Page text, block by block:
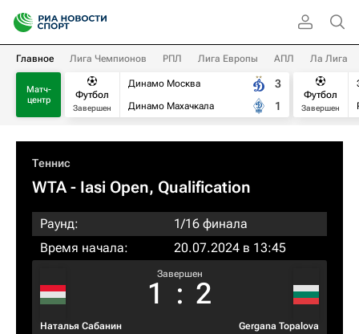
Главное Лига Чемпионов РПЛ Лига Европы АПЛ Ла Лига
Матч-
центр
Футбол
Завершен
Динамо Москва
Динамо Махачкала
3
1
Футбол
Завершен
Теннис
WTA- Iasi Open, Qualification
Раунд:
1/16 финала
Время начала:
20.07.2024 в 13:45
Наталья Сабанин
Завершен
1 : 2
Gergana Topalova